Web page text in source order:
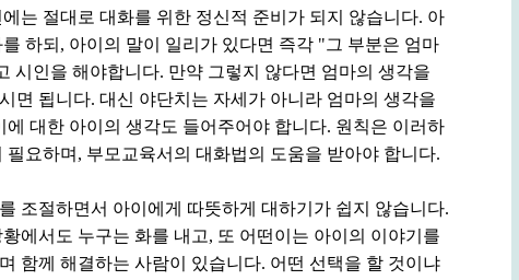
는 절대로 대화를 위한 정신적 준비가 되지 않습니다. 아
하되, 아이의 말이 일리가 있다면 즉각 "그 부분은 엄마
시인을 해야합니다. 만약 그렇지 않다면 엄마의 생각을
면 됩니다. 대신 야단치는 자세가 아니라 엄마의 생각을
에 대한 아이의 생각도 들어주어야 합니다. 원칙은 이러하
필요하며, 부모교육서의 대화법의 도움을 받아야 합니다.
조절하면서 아이에게 따뜻하게 대하기가 쉽지 않습니다.
에서도 누구는 화를 내고, 또 어떤이는 아이의 이야기를
함께 해결하는 사람이 있습니다. 어떤 선택을 할 것이냐